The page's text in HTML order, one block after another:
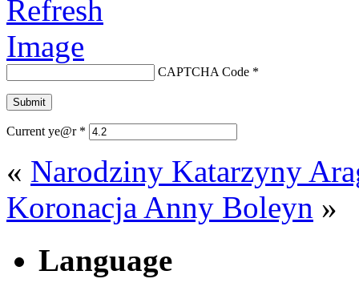
CAPTCHA Code *
Current ye@r *
« Narodziny Katarzyny
Koronacja Anny Boleyn »
Language